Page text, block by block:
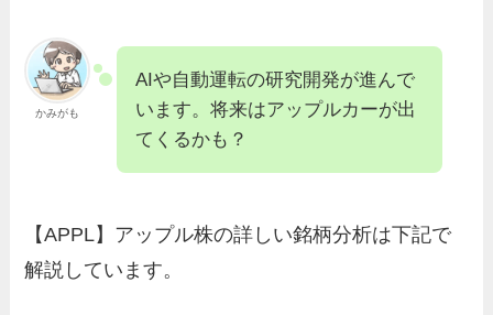
かみがも
AIや自動運転の研究開発が進んで
います。将来はアップルカーが出
てくるかも？
【APPL】アップル株の詳しい銘柄分析は下記で
解説しています。